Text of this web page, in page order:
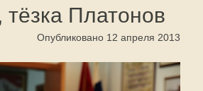
тёзка Платонов
Опубликовано 12 апреля 2013